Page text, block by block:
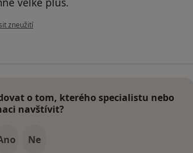
uživatele Sára R.
zneužití
o tom, kterého specialistu nebo
navštívit?
Ne